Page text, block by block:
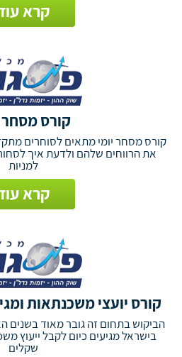
קרא
קורס מסחר
קורס מסחר יומי מתאים לסוחרים
את הרווחים שלהם ולדעת איך
למניות
קרא
קורס יועצי משכנתאות
הביקוש בתחום זה גובר מאוד בשנים
בישראל מגיעים כיום לקבל ייעוץ
שקלים